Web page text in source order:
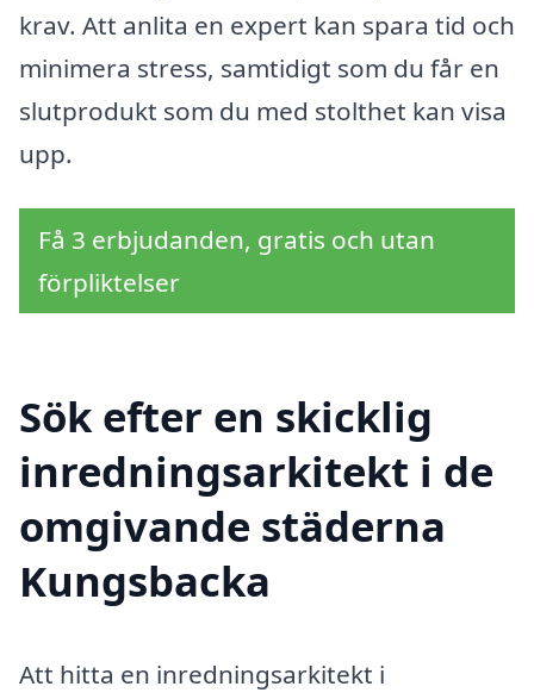
krav. Att anlita en expert kan spara tid och
minimera stress, samtidigt som du får en
slutprodukt som du med stolthet kan visa
upp.
Få 3 erbjudanden, gratis och utan
förpliktelser
Sök efter en skicklig
inredningsarkitekt i de
omgivande städerna
Kungsbacka
Att hitta en inredningsarkitekt i